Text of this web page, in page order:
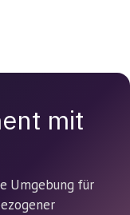
mit
Umgebung für